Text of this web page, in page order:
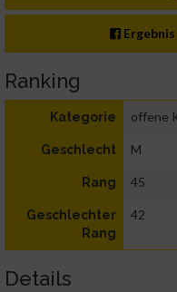
Ranking
Kategorie offene
Geschlecht M
Rang 45
Geschlechter
Rang
42
Details